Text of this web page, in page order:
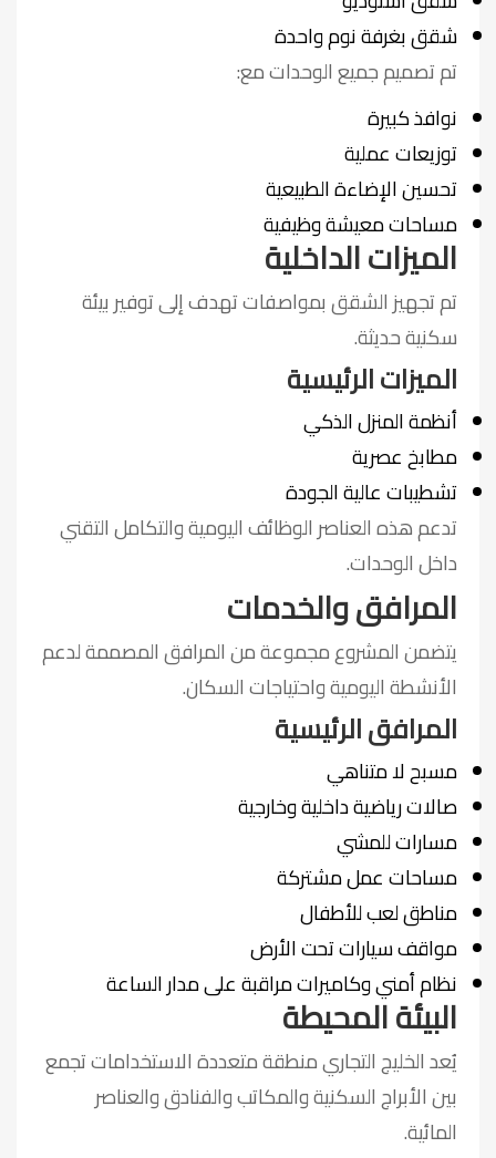
شقق بغرفة نوم واحدة
تم تصميم جميع الوحدات مع:
نوافذ كبيرة
توزيعات عملية
تحسين الإضاءة الطبيعية
مساحات معيشة وظيفية
الميزات الداخلية
تم تجهيز الشقق بمواصفات تهدف إلى توفير بيئة
سكنية حديثة.
الميزات الرئيسية
أنظمة المنزل الذكي
مطابخ عصرية
تشطيبات عالية الجودة
تدعم هذه العناصر الوظائف اليومية والتكامل التقني
داخل الوحدات.
المرافق والخدمات
يتضمن المشروع مجموعة من المرافق المصممة لدعم
الأنشطة اليومية واحتياجات السكان.
المرافق الرئيسية
مسبح لا متناهي
صالات رياضية داخلية وخارجية
مسارات للمشي
مساحات عمل مشتركة
مناطق لعب للأطفال
مواقف سيارات تحت الأرض
نظام أمني وكاميرات مراقبة على مدار الساعة
البيئة المحيطة
يُعد الخليج التجاري منطقة متعددة الاستخدامات تجمع
بين الأبراج السكنية والمكاتب والفنادق والعناصر
المائية.